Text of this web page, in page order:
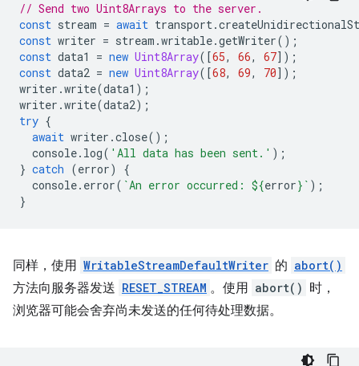
// Send two Uint8Arrays to the server.
const stream = await transport.
const writer = stream .writable.getWriter();
const data1 = new Uint8Array([65, 66, 67]);
const data2 = new Uint8Array([68, 69, 70]);
writer .write(data1 );
writer .write(data2);
try {
await writer .close();
console. log( 'All data has been sent.' );
} catch (error)
{
console. error( `An error occurred: ${error} ` );
}
同样，使用 WritableStreamDefaultWriter 的 abort()
方法向服务器发送 RESET_STREAM 。使用 abort() 时，
浏览器可能会舍弃尚未发送的任何待处理数据。